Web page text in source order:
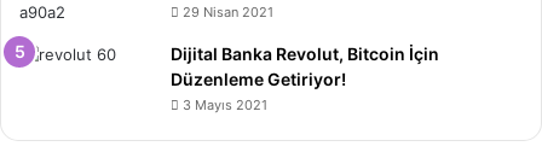
29 Nisan 2021
Dijital Banka Revolut, Bitcoin İçin
Düzenleme Getiriyor!
3 Mayıs 2021